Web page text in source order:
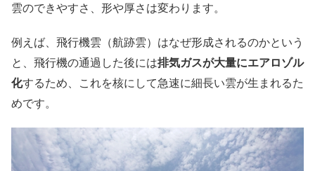
雲のできやすさ、形や厚さは変わります。
例えば、飛行機雲（航跡雲）はなぜ形成されるのかという
と、飛行機の通過した後には排気ガスが大量にエアロゾル
化するため、これを核にして急速に細長い雲が生まれるた
めです。